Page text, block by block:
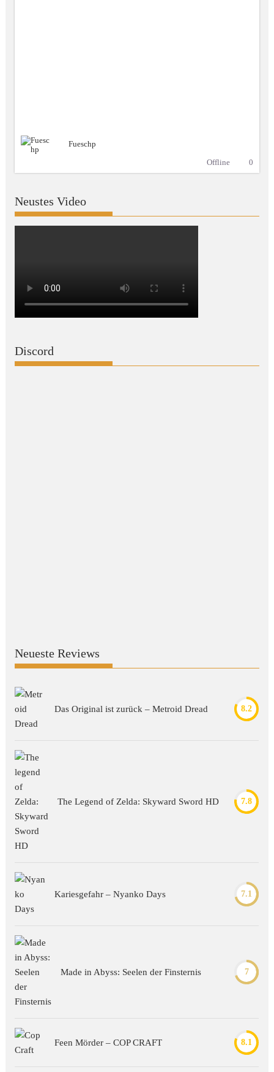
Fueschp
Offline
0
Neustes Video
Discord
Neueste Reviews
Das Original ist zurück – Metroid Dread 8.2
The Legend of Zelda: Skyward Sword HD 7.8
Kariesgefahr – Nyanko Days 7.1
Made in Abyss: Seelen der Finsternis 7
Feen Mörder – COP CRAFT 8.1